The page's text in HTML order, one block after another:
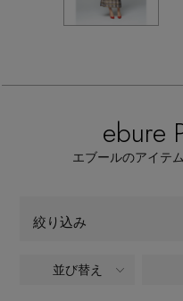
【レース】上品な透
【限定】ここでしか
『ELLE』最新号掲載
パンツ
ジャケット
スニーカー
すべてのバッグ・財布
カゴバッグ
ショルダーバッグ
ファッション小物
ストール・マフラー
すべてのアクセサリ
ランジェリー
すべてのスポーツ
ウェア
ebure
エブールのアイテム
絞り込み
商品タイプ
並び替え